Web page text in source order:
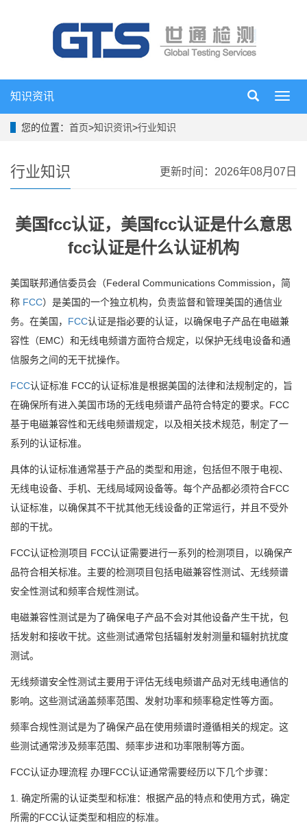
导
知识资讯
您的位置： 首页>知识资讯>行业知识
行业知识 更新时间：2026年08月07日
美国fcc认证，美国fcc认证是什么意思
fcc认证是什么认证机构
美国联邦通信委员会（Federal Communications Commission，简
称 FCC）是美国的一个独立机构，负责监督和管理美国的通信业
务。在美国， FCC认证是指必要的认证，以确保电子产品在电磁兼
容性（EMC）和无线电频谱方面符合规定，以保护无线电设备和通
信服务之间的无干扰操作。
FCC认证标准 FCC的认证标准是根据美国的法律和法规制定的，旨
在确保所有进入美国市场的无线电频谱产品符合特定的要求。FCC
基于电磁兼容性和无线电频谱规定，以及相关技术规范，制定了一
系列的认证标准。
具体的认证标准通常基于产品的类型和用途，包括但不限于电视、
无线电设备、手机、无线局域网设备等。每个产品都必须符合FCC
认证标准，以确保其不干扰其他无线设备的正常运行，并且不受外
部的干扰。
FCC认证检测项目 FCC认证需要进行一系列的检测项目，以确保产
品符合相关标准。主要的检测项目包括电磁兼容性测试、无线频谱
安全性测试和频率合规性测试。
电磁兼容性测试是为了确保电子产品不会对其他设备产生干扰，包
括发射和接收干扰。这些测试通常包括辐射发射测量和辐射抗扰度
测试。
无线频谱安全性测试主要用于评估无线电频谱产品对无线电通信的
影响。这些测试涵盖频率范围、发射功率和频率稳定性等方面。
频率合规性测试是为了确保产品在使用频谱时遵循相关的规定。这
些测试通常涉及频率范围、频率步进和功率限制等方面。
FCC认证办理流程 办理FCC认证通常需要经历以下几个步骤：
1. 确定所需的认证类型和标准：根据产品的特点和使用方式，确定
所需的FCC认证类型和相应的标准。